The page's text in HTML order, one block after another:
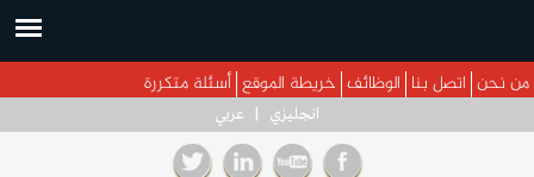
اتصل بنا الوظائف خريطة الموقع أسئلة متكررة
انجليزي | عربي